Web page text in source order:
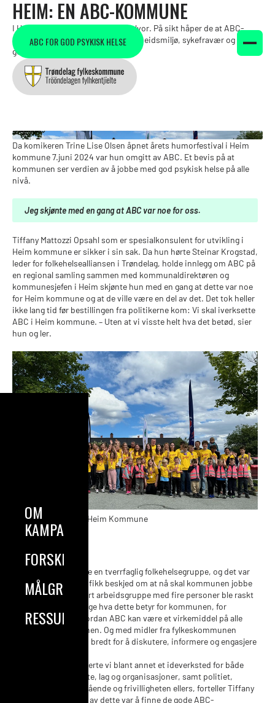
ABC FOR GOD PSYKISK HELSE
OM
KAMPANJEN
FORSKNING
MÅLGRUPPER
RESSURSER
HEIM: EN ABC-KOMMUNE
I Heim kommune tar de ABC på alvor. På sikt håper de at ABC-
metoden vil ha positiv effekt på arbeidsmiljø, sykefravær og gi flere
gode opplevelser for innbyggerne.
Skrevet avAnne-Lise Aakervik
Da komikeren Trine Lise Olsen åpnet årets humorfestival i Heim
kommune 7.juni 2024 var hun omgitt av ABC. Et bevis på at
kommunen ser verdien av å jobbe med god psykisk helse på alle
nivå.
Jeg skjønte med en gang at ABC var noe for oss.
Tiffany Mattozzi Opsahl som er spesialkonsulent for utvikling i
Heim kommune er sikker i sin sak. Da hun hørte Steinar Krogstad,
leder for folkehelsealliansen i Trøndelag, holde innlegg om ABC på
en regional samling sammen med kommunaldirektøren og
kommunesjefen i Heim skjønte hun med en gang at dette var noe
for Heim kommune og at de ville være en del av det. Det tok heller
ikke lang tid før bestillingen fra politikerne kom: Vi skal iverksette
ABC i Heim kommune. – Uten at vi visste helt hva det betød, sier
hun og ler.
Alle skal med. Foto: Heim Kommune
Alle skal med
I Heim har de allerede en tverrfaglig folkehelsegruppe, og det var
denne gruppen som fikk beskjed om at nå skal kommunen jobbe
med ABC. En fokusert arbeidsgruppe med fire personer ble raskt
satt ned for å kartlegge hva dette betyr for kommunen, for
befolkningen, og hvordan ABC kan være et virkemiddel på alle
områdene i kommunen. Og med midler fra fylkeskommunen
inviterte kommunen bredt for å diskutere, informere og engasjere
- I oktober 23 arrangerte vi blant annet et ideverksted for både
innbyggere og ansatte, lag og organisasjoner, samt politiet,
elevrådet fra videregående og frivilligheten ellers, forteller Tiffany
Opsahl. En viktig del av dette var å finne de gode ABC-